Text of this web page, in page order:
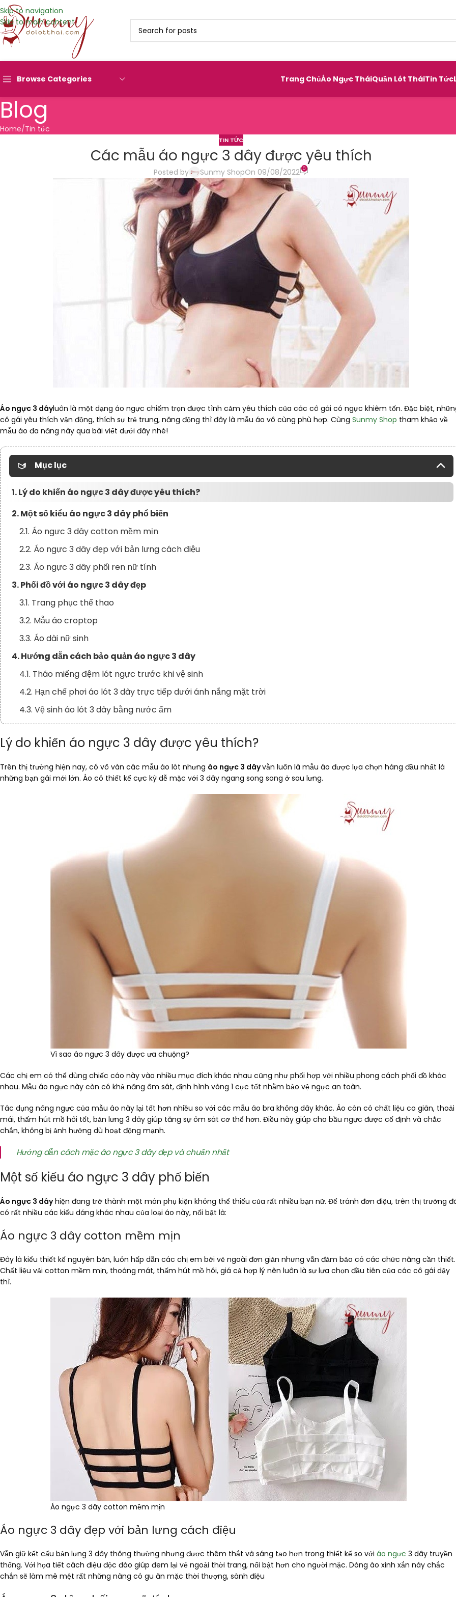
Skip to navigation
Skip to main content
Browse Categories Trang ChủÁo Ngực TháiQuần Lót TháiTin Tức
Blog
Home Tin tức
TIN TỨC
Các mẫu áo ngực 3 dây được yêu thích
Posted by Sunmy ShopOn 09/08/2022 0
Áo ngực 3 dâyluôn là một dạng áo ngực chiếm trọn được tình cảm yêu thích của các cô gái có ngực khiêm tốn. Đặc biệt,
cô gái yêu thích vận động, thích sự trẻ trung, năng động thì đây là mẫu áo vô cùng phù hợp. Cùng Sunmy Shop tham khảo về
mẫu áo đa năng này qua bài viết dưới đây nhé!
Mục lục
1. Lý do khiến áo ngực 3 dây được yêu thích?
2. Một số kiểu áo ngực 3 dây phổ biến
2.1. Áo ngực 3 dây cotton mềm mịn
2.2. Áo ngực 3 dây đẹp với bản lưng cách điệu
2.3. Áo ngực 3 dây phối ren nữ tính
3. Phối đồ với áo ngực 3 dây đẹp
3.1. Trang phục thể thao
3.2. Mẫu áo croptop
3.3. Áo dài nữ sinh
4. Hướng dẫn cách bảo quản áo ngực 3 dây
4.1. Tháo miếng đệm lót ngực trước khi vệ sinh
4.2. Hạn chế phơi áo lót 3 dây trực tiếp dưới ánh nắng mặt trời
4.3. Vệ sinh áo lót 3 dây bằng nước ấm
Lý do khiến áo ngực 3 dây được yêu thích?
Trên thị trường hiện nay, có vô vàn các mẫu áo lót nhưng áo ngực 3 dâyvẫn luôn là mẫu áo được lựa chọn hàng đầu nhất là
những bạn gái mới lớn. Áo có thiết kế cực kỳ dễ mặc với 3 dây ngang song song ở sau lưng.
Vì sao áo ngực 3 dây được ưa chuộng?
Các chị em có thể dùng chiếc cáo này vào nhiều mục đích khác nhau cũng như phối hợp với nhiều phong cách phối đồ khác
nhau. Mẫu áo ngực này còn có khả năng ôm sát, định hình vòng 1 cực tốt nhằm bảo vệ ngực an toàn.
Tác dụng nâng ngực của mẫu áo này lại tốt hơn nhiều so với các mẫu áo bra không dây khác. Áo còn có chất liệu co giãn, thoải
mái, thấm hút mồ hôi tốt, bản lưng 3 dây giúp tăng sự ôm sát cơ thể hơn. Điều này giúp cho bầu ngực được cố định và chắc
chắn, không bị ảnh hưởng dù hoạt động mạnh.
Hướng dẫn cách mặc áo ngực 3 dây đẹp và chuẩn nhất
Một số kiểu áo ngực 3 dây phổ biến
Áo ngực 3 dâyhiện đang trở thành một món phụ kiện không thể thiếu của rất nhiều bạn nữ. Để tránh đơn điệu, trên thị trường
có rất nhiều các kiểu dáng khác nhau của loại áo này, nổi bật là:
Áo ngực 3 dây cotton mềm mịn
Đây là kiểu thiết kế nguyên bản, luôn hấp dẫn các chị em bởi vẻ ngoài đơn giản nhưng vẫn đảm bảo có các chức năng cần thiết.
Chất liệu vải cotton mềm mịn, thoáng mát, thấm hút mồ hôi, giá cả hợp lý nên luôn là sự lựa chọn đầu tiên của các cô gái dậy
thì.
Áo ngực 3 dây cotton mềm mịn
Áo ngực 3 dây đẹp với bản lưng cách điệu
Vẫn giữ kết cấu bản lưng 3 dây thông thường nhưng được thêm thắt và sáng tạo hơn trong thiết kế so với áo ngực 3 dây truyền
thống. Với họa tiết cách điệu độc đáo giúp đem lại vẻ ngoải thời trang, nổi bật hơn cho người mặc. Dòng áo xinh xắn này chắc
chắn sẽ làm mê mệt rất những nàng có gu ăn mặc thời thượng, sành điệu